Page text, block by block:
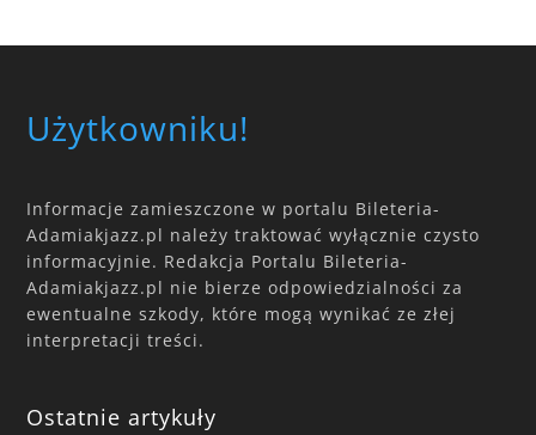
Użytkowniku!
Informacje zamieszczone w portalu Bileteria-
Adamiakjazz.pl należy traktować wyłącznie czysto
informacyjnie. Redakcja Portalu Bileteria-
Adamiakjazz.pl nie bierze odpowiedzialności za
ewentualne szkody, które mogą wynikać ze złej
interpretacji treści.
Ostatnie artykuły